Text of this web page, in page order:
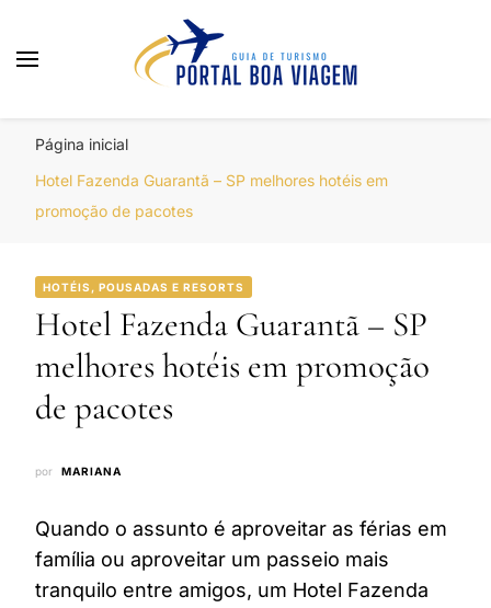
Página inicial
Hotel Fazenda Guarantã – SP melhores hotéis em
promoção de pacotes
HOTÉIS, POUSADAS E RESORTS
Hotel Fazenda Guarantã – SP
melhores hotéis em promoção
de pacotes
por MARIANA
Quando o assunto é aproveitar as férias em
família ou aproveitar um passeio mais
tranquilo entre amigos, um Hotel Fazenda